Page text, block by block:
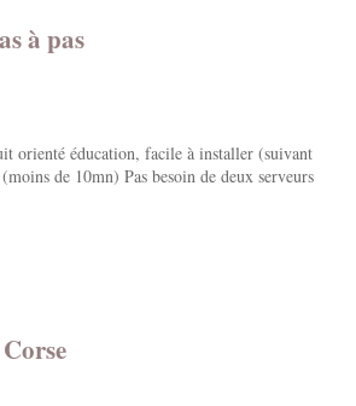
à pas
orienté éducation, facile à installer (suivant
de 10mn) Pas besoin de deux serveurs